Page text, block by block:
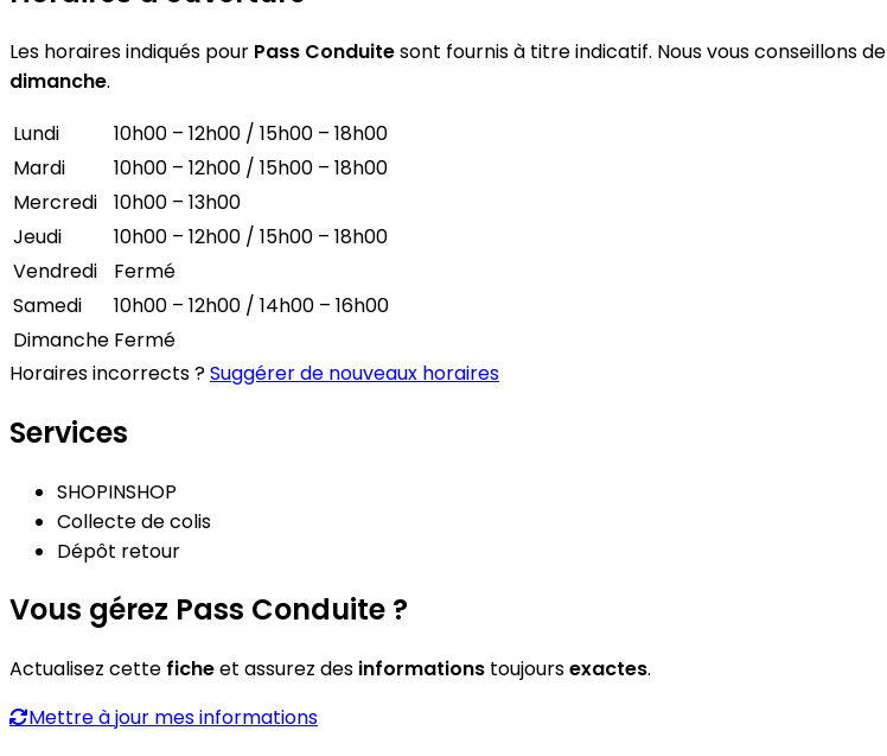
Les horaires indiqués pour Pass Conduitesont fournis à titre indicatif. Nous vous conseillons de
dimanche.
Lundi
10h00 – 12h00 / 15h00 – 18h00
Mardi
10h00 – 12h00 / 15h00 – 18h00
Mercredi
10h00 – 13h00
Jeudi
10h00 – 12h00 / 15h00 – 18h00
Vendredi
Fermé
Samedi
10h00 – 12h00 / 14h00 – 16h00
Dimanche Fermé
Horaires incorrects ?Suggérer de nouveaux horaires
Services
SHOPINSHOP
Collecte de colis
Dépôt retour
Vous gérez Pass Conduite ?
Actualisez cette ficheet assurez des informations toujoursexactes.
Mettre à jour mes informations